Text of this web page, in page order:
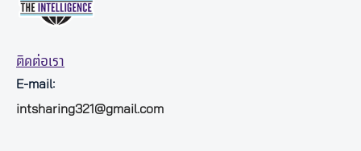
ติดต่อเรา
E-mail:
intsharing321@gmail.com